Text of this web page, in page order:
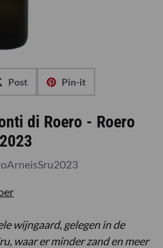
Post Pin-it
di Roero - Roero
wijngaard, gelegen in de
waar er minder zand en meer